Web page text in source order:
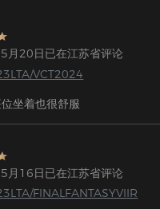
月20日已在江苏省评论
VCT2024
坐着也很舒服
月16日已在江苏省评论
FINALFANTASYVIIR